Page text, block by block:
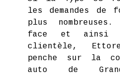
les demandes de
plus
face et ainsi
clientèle,
penche sur la
auto de